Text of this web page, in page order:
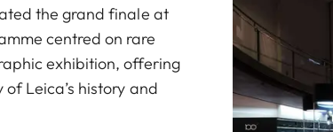
the grand finale at
centred on rare
exhibition, offering
Leica’s history and